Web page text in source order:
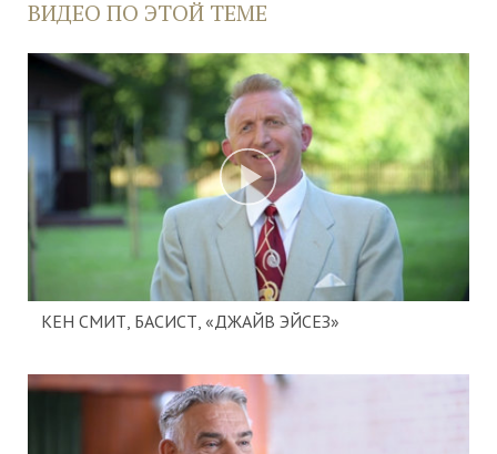
ВИДЕО ПО ЭТОЙ ТЕМЕ
КЕН СМИТ, БАСИСТ, «ДЖАЙВ ЭЙСЕЗ»